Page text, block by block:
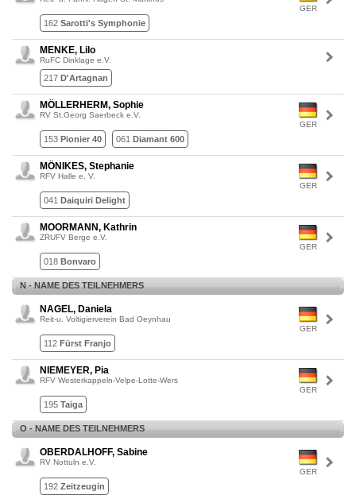
GER
162 Sarotti's Symphonie
MENKE, Lilo
RuFC Dinklage e.V.
217 D'Artagnan
GER
MÖLLERHERM, Sophie
RV St.Georg Saerbeck e.V.
153 Pionier 40 061 Diamant 600
GER
MÖNIKES, Stephanie
RFV Halle e. V.
041 Daiquiri Delight
GER
MOORMANN, Kathrin
ZRUFV Berge e.V.
018 Bonvaro
N - NAME DES TEILNEHMERS
GER
NAGEL, Daniela
Reit-u. Voltigierverein Bad Oeynhau
112 Fürst Franjo
GER
NIEMEYER, Pia
RFV Westerkappeln-Velpe-Lotte-Wers
195 Taiga
O - NAME DES TEILNEHMERS
GER
OBERDALHOFF, Sabine
RV Nottuln e.V.
192 Zeitzeugin